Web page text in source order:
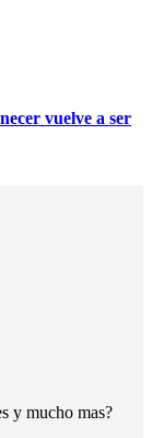
vuelve a ser
y mucho mas?